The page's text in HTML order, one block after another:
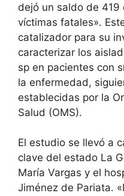
dejó un saldo de 419
víctimas fatales».
catalizador para su
caracterizar los
sp en pacientes con
la enfermedad,
establecidas por la
Salud (OMS).
El estudio se llevó a
clave del estado La
María Vargas y el
Jiménez de Pariata.